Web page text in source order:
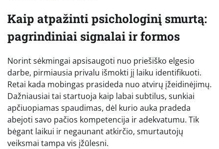
Kaip atpažinti psichologinį smurtą:
pagrindiniai signalai ir formos
Norint sėkmingai apsisaugoti nuo priešiško elgesio
darbe, pirmiausia privalu išmokti jį laiku identifikuoti.
Retai kada mobingas prasideda nuo atvirų įžeidinėjimų.
Dažniausiai tai startuoja kaip labai subtilus, sunkiai
apčiuopiamas spaudimas, dėl kurio auka pradeda
abejoti savo pačios kompetencija ir adekvatumu. Tik
bėgant laikui ir negaunant atkirčio, smurtautojų
veiksmai tampa vis įžūlesni.